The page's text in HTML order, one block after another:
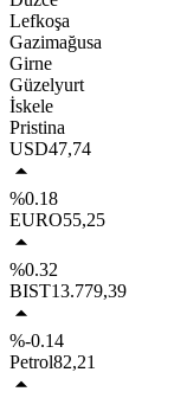
Lefkoşa
Gazimağusa
Girne
Güzelyurt
İskele
Pristina
USD47,74
%0.18
EURO55,25
%0.32
BIST13.779,39
%-0.14
Petrol82,21